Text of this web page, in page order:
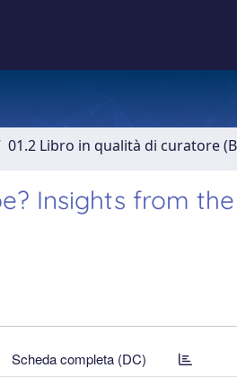
01.2 Libro in qualità di curatore
Insights from
Scheda completa (DC)